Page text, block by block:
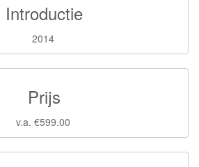
Introductie
2014
Prijs
v.a. €599.00